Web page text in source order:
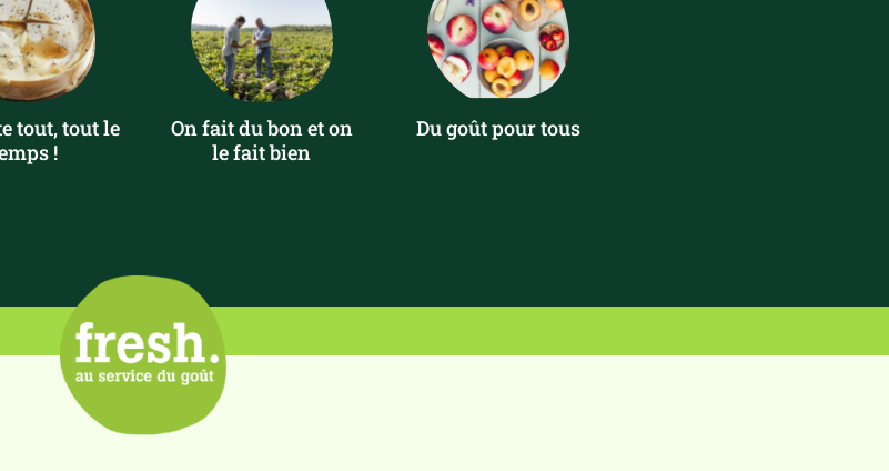
tout, tout le
!
On fait du bon et on
le fait bien
Du goût pour tous